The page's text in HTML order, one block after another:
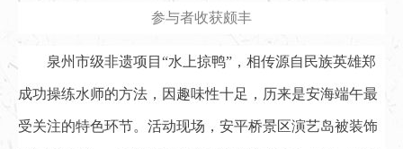
参与者收获颇丰
泉州市级非遗项目“水上掠鸭”，相传源自民族英雄郑
成功操练水师的方法，因趣味性十足，历来是安海端午最
受关注的特色环节。活动现场，安平桥景区演艺岛被装饰